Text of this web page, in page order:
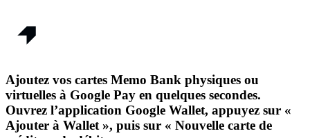
Ajoutez vos cartes Memo Bank physiques ou
virtuelles à Google Pay en quelques secondes.
Ouvrez l’application Google Wallet, appuyez sur «
Ajouter à Wallet », puis sur « Nouvelle carte de